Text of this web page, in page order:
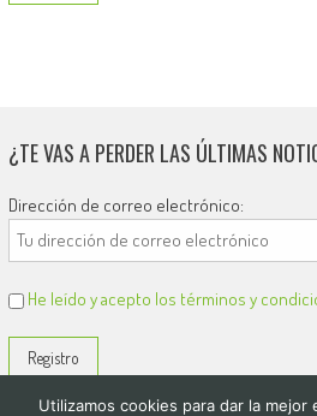
¿TE VAS A PERDER LAS ÚLTIMAS
Dirección de correo electrónico:
He leído y acepto los términos y
Utilizamos cookies para dar la mejor